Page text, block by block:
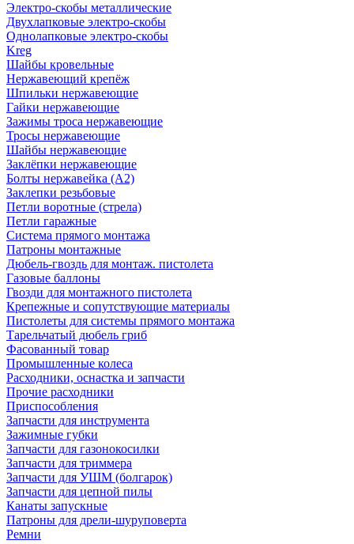
Электро-скобы металлические
Двухлапковые электро-скобы
Однолапковые электро-скобы
Kreg
Шайбы кровельные
Нержавеющий крепёж
Шпильки нержавеющие
Гайки нержавеющие
Зажимы троса нержавеющие
Тросы нержавеющие
Шайбы нержавеющие
Заклёпки нержавеющие
Болты нержавейка (А2)
Заклепки резьбовые
Петли воротные (стрела)
Петли гаражные
Система прямого монтажа
Патроны монтажные
Дюбель-гвоздь для монтаж. пистолета
Газовые баллоны
Гвозди для монтажного пистолета
Крепежные и сопутствующие материалы
Пистолеты для системы прямого монтажа
Тарельчатый дюбель гриб
Фасованный товар
Промышленные колеса
Расходники, оснастка и запчасти
Прочие расходники
Приспособления
Запчасти для инструмента
Зажимные губки
Запчасти для газонокосилки
Запчасти для триммера
Запчасти для УШМ (болгарок)
Запчасти для цепной пилы
Канаты запускные
Патроны для дрели-шуруповерта
Ремни